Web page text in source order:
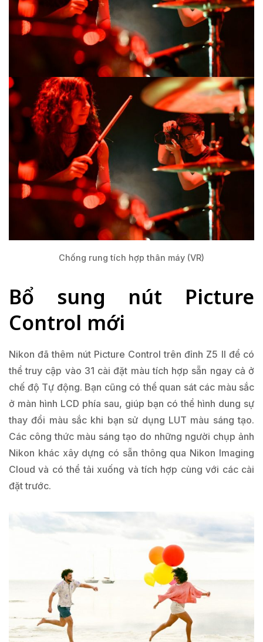
Chống rung tích hợp thân máy (VR)
Bổ sung nút Picture
Control mới
Nikon đã thêm nút Picture Control trên đỉnh Z5 II để có
thể truy cập vào 31 cài đặt màu tích hợp sẵn ngay cả ở
chế độ Tự động. Bạn cũng có thể quan sát các màu sắc
ở màn hình LCD phía sau, giúp bạn có thể hình dung sự
thay đổi màu sắc khi bạn sử dụng LUT màu sáng tạo.
Các công thức màu sáng tạo do những người chụp ảnh
Nikon khác xây dựng có sẵn thông qua Nikon Imaging
Cloud và có thể tải xuống và tích hợp cùng với các cài
đặt trước.